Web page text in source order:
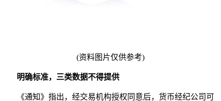
(资料图片仅供参考)
明确标准，三类数据不得提供
《通知》指出，经交易机构授权同意后，货币经纪公司可